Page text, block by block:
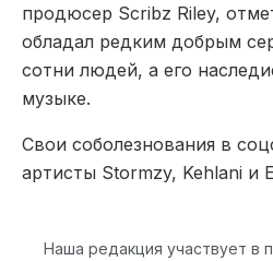
продюсер Scribz Riley,
обладал редким добрым
сотни людей, а его
музыке.
Свои соболезнования в
артисты Stormzy, Kehlani и
Наша редакция участвует в